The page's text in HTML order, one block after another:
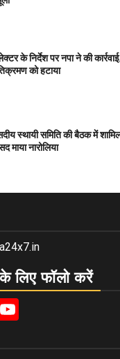
के निर्देश पर नपा ने की
को हटाया
स्थायी समिति की बैठक में
माया नारोलिया
लिए फॉलो करें